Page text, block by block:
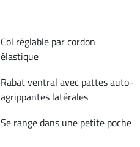
Col réglable par cordon
élastique
Rabat ventral avec pattes auto-
agrippantes latérales
Se range dans une petite poche